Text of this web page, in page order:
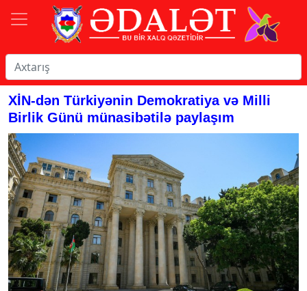
XİN-dən Türkiyənin Demokratiya və Milli
Birlik Günü münasibətilə paylaşım